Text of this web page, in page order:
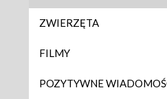
ZWIERZĘTA
FILMY
POZYTYWNE